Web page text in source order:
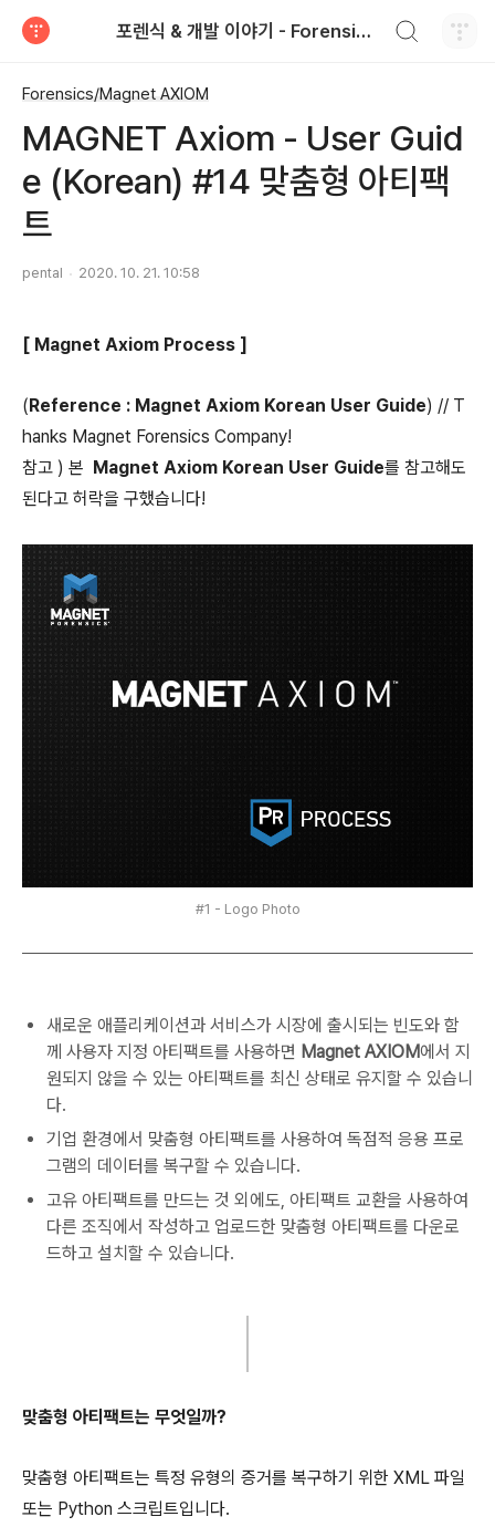
포렌식 & 개발 이야기 - Forensics & Development
Forensics/Magnet AXIOM
MAGNET Axiom - User Guid
e (Korean) #14 맞춤형 아티팩
트
pental 2020. 10. 21. 10:58
[ Magnet Axiom Process ]
(Reference : Magnet Axiom Korean User Guide) // T
hanks Magnet Forensics Company!
참고 ) 본 Magnet Axiom Korean User Guide를 참고해도
된다고 허락을 구했습니다!
#1 - Logo Photo
새로운 애플리케이션과 서비스가 시장에 출시되는 빈도와 함
께 사용자 지정 아티팩트를 사용하면 Magnet AXIOM에서 지
원되지 않을 수 있는 아티팩트를 최신 상태로 유지할 수 있습니
다.
기업 환경에서 맞춤형 아티팩트를 사용하여 독점적 응용 프로
그램의 데이터를 복구할 수 있습니다.
고유 아티팩트를 만드는 것 외에도, 아티팩트 교환을 사용하여
다른 조직에서 작성하고 업로드한 맞춤형 아티팩트를 다운로
드하고 설치할 수 있습니다.
맞춤형 아티팩트는 무엇일까?
맞춤형 아티팩트는 특정 유형의 증거를 복구하기 위한 XML 파일
또는 Python 스크립트입니다.